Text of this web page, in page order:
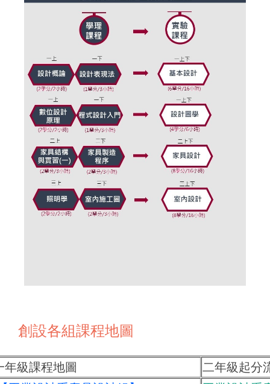
創設各組課程地圖
級課程地圖
二年級起分